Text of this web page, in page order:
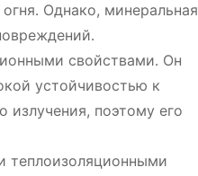
Однако, минеральная
свойствами․ Он
устойчивостью к
излучения, поэтому его
теплоизоляционными